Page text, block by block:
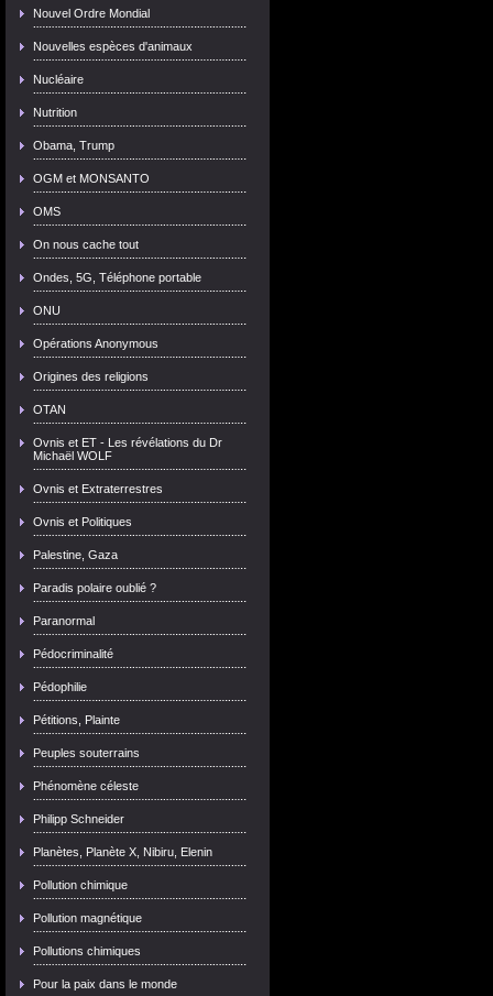
Nouvel Ordre Mondial
Nouvelles espèces d'animaux
Nucléaire
Nutrition
Obama, Trump
OGM et MONSANTO
OMS
On nous cache tout
Ondes, 5G, Téléphone portable
ONU
Opérations Anonymous
Origines des religions
OTAN
Ovnis et ET - Les révélations du Dr
Michaël WOLF
Ovnis et Extraterrestres
Ovnis et Politiques
Palestine, Gaza
Paradis polaire oublié ?
Paranormal
Pédocriminalité
Pédophilie
Pétitions, Plainte
Peuples souterrains
Phénomène céleste
Philipp Schneider
Planètes, Planète X, Nibiru, Elenin
Pollution chimique
Pollution magnétique
Pollutions chimiques
Pour la paix dans le monde